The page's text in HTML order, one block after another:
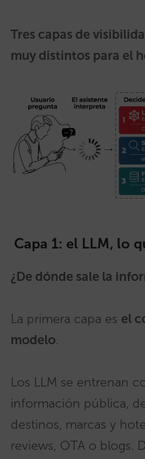
Tres capas de
muy distintos para el
Capa 1: el LLM, lo
¿De dónde sale la
La primera capa es el
modelo.
Los LLM se entrenan
información pública,
destinos, marcas y
reviews, OTA o blogs.